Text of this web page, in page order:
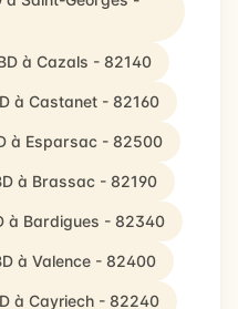
à Cazals - 82140
à Castanet - 82160
à Esparsac - 82500
à Brassac - 82190
à Bardigues - 82340
à Valence - 82400
à Cayriech - 82240